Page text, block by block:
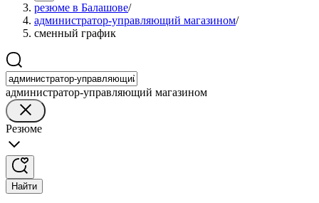
резюме в Балашове/
администратор-управляющий магазином/
сменный график
администратор-управляющий магазином
Резюме
Найти